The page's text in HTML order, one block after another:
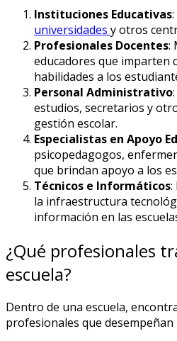
Instituciones Educativas
universidades y otros
Profesionales Docentes:
educadores que imparten
habilidades a los
Personal Administrativo
estudios, secretarios y
gestión escolar.
Especialistas en Apoyo
psicopedagogos,
que brindan apoyo a los
Técnicos e Informáticos:
la infraestructura
información en las
¿Qué profesionales
escuela?
Dentro de una escuela,
profesionales que desempeñan